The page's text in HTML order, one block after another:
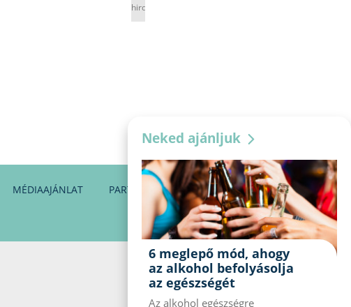
hirdetés
MÉDIAAJÁNLAT PARTNEREINK KAPCSOLAT
Neked ajánljuk
6 meglepő mód, ahogy
az alkohol befolyásolja
az egészségét
Az alkohol egészségre